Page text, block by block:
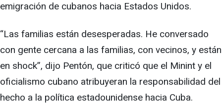
emigración de cubanos hacia Estados Unidos.
“Las familias están desesperadas. He conversado
con gente cercana a las familias, con vecinos, y están
en shock”, dijo Pentón, que criticó que el Minint y el
oficialismo cubano atribuyeran la responsabilidad del
hecho a la política estadounidense hacia Cuba.